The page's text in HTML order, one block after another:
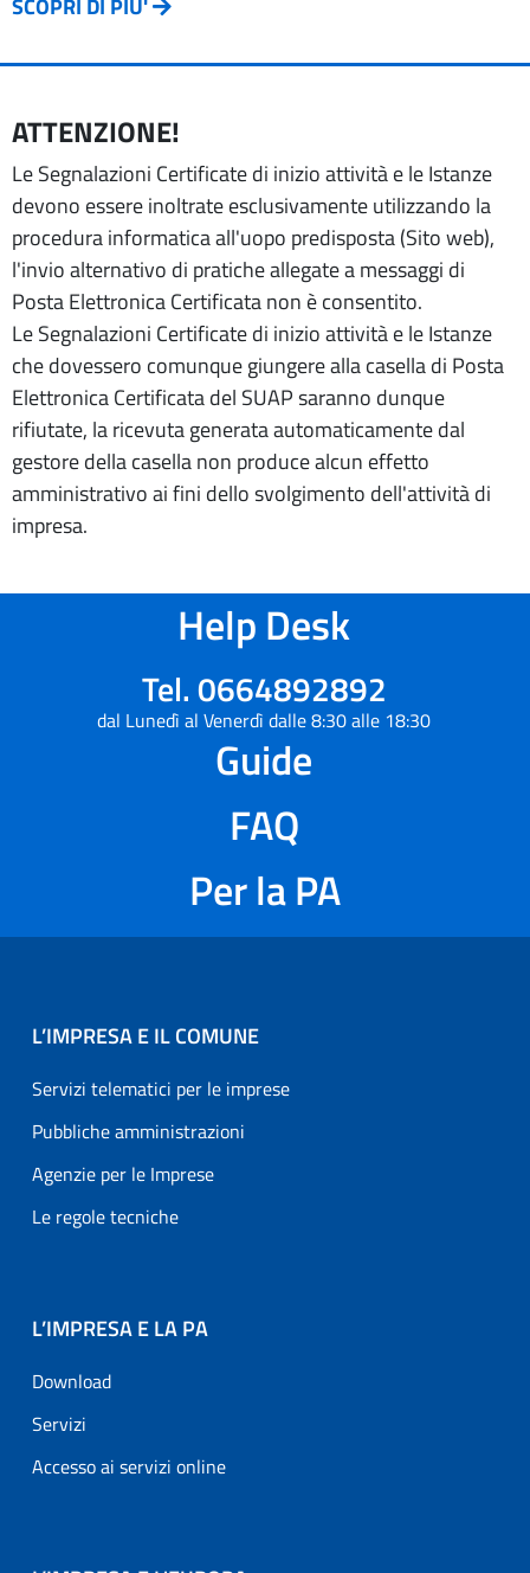
SCOPRI DI PIU'
ATTENZIONE!
Le Segnalazioni Certificate di inizio attività e le Istanze
devono essere inoltrate esclusivamente utilizzando la
procedura informatica all'uopo predisposta (Sito web),
l'invio alternativo di pratiche allegate a messaggi di
Posta Elettronica Certificata non è consentito.
Le Segnalazioni Certificate di inizio attività e le Istanze
che dovessero comunque giungere alla casella di Posta
Elettronica Certificata del SUAP saranno dunque
rifiutate, la ricevuta generata automaticamente dal
gestore della casella non produce alcun effetto
amministrativo ai fini dello svolgimento dell'attività di
impresa.
Help Desk
Tel. 0664892892
dal Lunedì al Venerdì dalle 8:30 alle 18:30
Guide
FAQ
Per la PA
L’IMPRESA E IL COMUNE
Servizi telematici per le imprese
Pubbliche amministrazioni
Agenzie per le Imprese
Le regole tecniche
L’IMPRESA E LA PA
Download
Servizi
Accesso ai servizi online